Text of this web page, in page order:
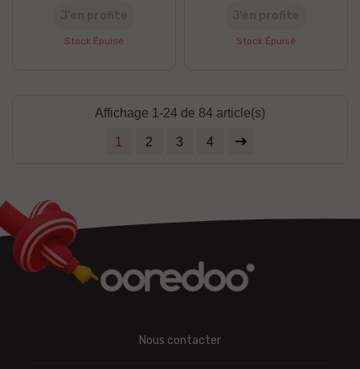
Stock Épuisé Stock Épuisé
Affichage 1-24 de 84 article(s)
1 2 3 4
Nous contacter